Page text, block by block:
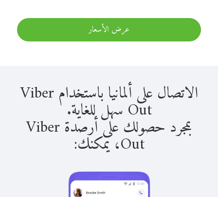
عرض الأسعار
الاتصال على ألمانيا باستخدام Viber
Out سهل للغاية.
بمجرد حصولك على أرصدة Viber
Out، يمكنك: